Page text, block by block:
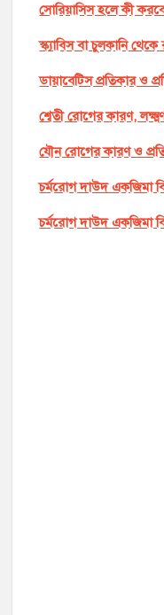
সোরিয়াসিস হলে কী
স্ক্যাবিস বা চুলকানি
ডায়াবেটিস প্রতিকার ও
শ্বেতী রোগের কারণ,
যৌন রোগের কারণ ও
চর্মরোগ দাউদ একজিমা
চর্মরোগ দাউদ একজিমা